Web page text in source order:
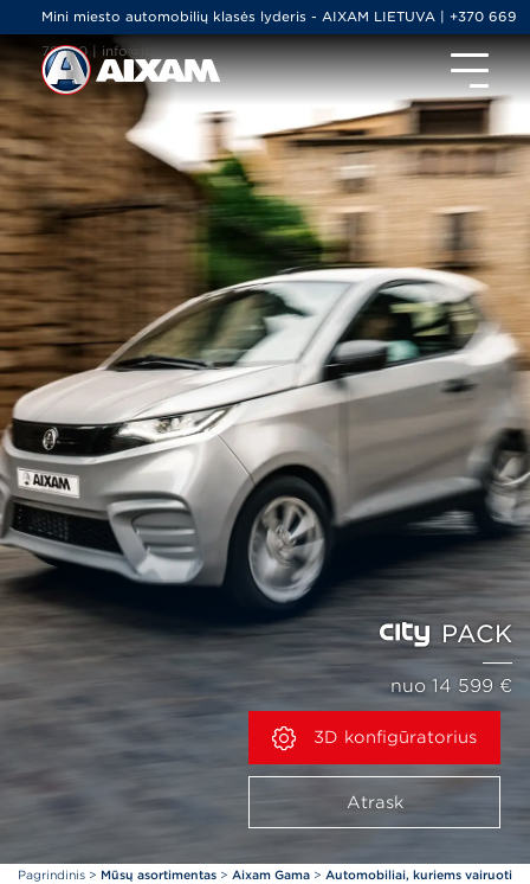
Mini miesto automobilių klasės lyderis - AIXAM LIETUVA | +370 669
79000 | info@ltminiauto.lt
PACK
nuo 14 599 €
3D konfigūratorius
Atrask
Pagrindinis > Mūsų asortimentas > Aixam Gama > Automobiliai, kuriems vairuoti